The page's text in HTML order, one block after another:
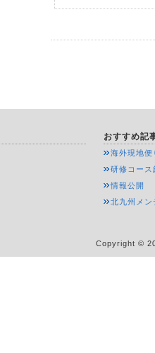
おすすめ記
海外現地便
研修コース
情報公開
北九州メン
Copyright ©